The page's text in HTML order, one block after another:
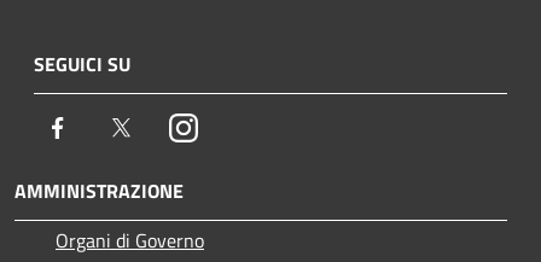
SEGUICI SU
Facebook TwitterInstagram
AMMINISTRAZIONE
Organi di Governo